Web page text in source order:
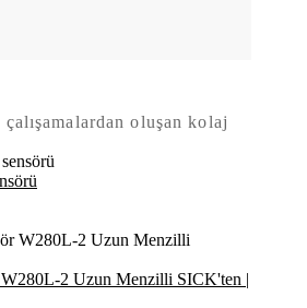
oluşan kolaj
2 Uzun Menzilli SICK'ten |